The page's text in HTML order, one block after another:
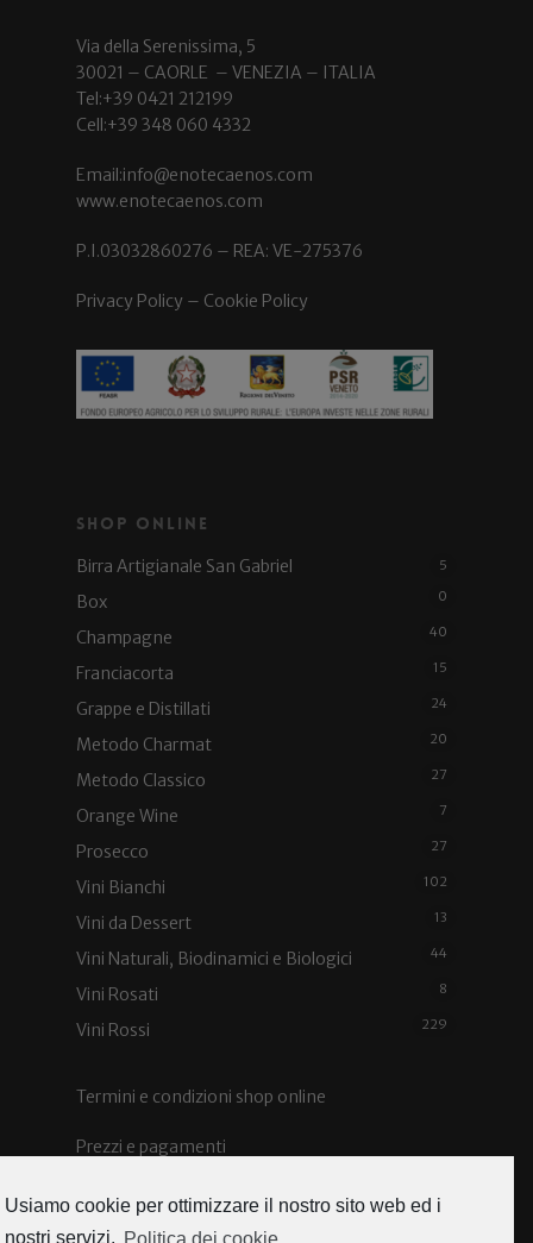
Via della Serenissima, 5
30021 – CAORLE – VENEZIA – ITALIA
Tel:+39 0421 212199
Cell:+39 348 060 4332
Email:info@enotecaenos.com
www.enotecaenos.com
P.I.03032860276 – REA: VE-275376
Privacy Policy – Cookie Policy
Shop Online
Birra Artigianale San Gabriel
5
Box 0
Champagne 40
Franciacorta 15
Grappe e Distillati 24
Metodo Charmat 20
Metodo Classico 27
Orange Wine 7
Prosecco 27
Vini Bianchi 102
Vini da Dessert 13
Vini Naturali, Biodinamici e Biologici 44
Vini Rosati 8
Vini Rossi 229
Termini e condizioni shop online
Prezzi e pagamenti
Spedizioni e costi
Usiamo cookie per ottimizzare il nostro sito web ed i
nostri servizi. Politica dei cookie